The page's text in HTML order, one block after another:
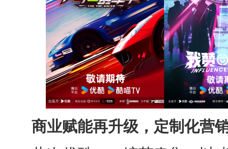
商业赋能再升级，定制化营